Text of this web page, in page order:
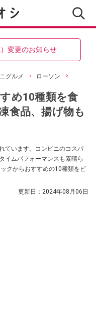
変更のお知らせ
グルメ ローソン
め10種類を食
食品、揚げ物も
ています。コンビニのコスパ
イムパフォーマンスも素晴ら
クからおすすめの10種類をピ
更新日： 2024年08月06日